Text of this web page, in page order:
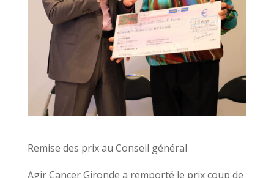
Remise des prix au Conseil général
Agir Cancer Gironde a remporté le prix coup de